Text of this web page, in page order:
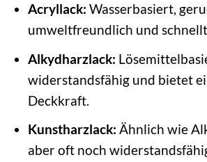
Acryllack: Wasserbasiert,
umweltfreundlich und
Alkydharzlack:
widerstandsfähig und bietet
Deckkraft.
Kunstharzlack: Ähnlich wie
aber oft noch